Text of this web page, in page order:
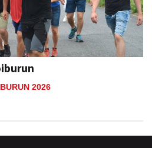
2026